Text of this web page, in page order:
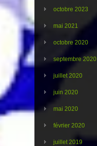
octobre 2023
mai 2021
octobre 2020
septembre 2020
juillet 2020
juin 2020
mai 2020
février 2020
juillet 2019